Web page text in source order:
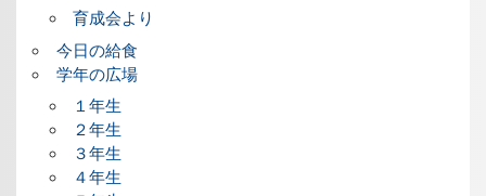
育成会より
今日の給食
学年の広場
１年生
２年生
３年生
４年生